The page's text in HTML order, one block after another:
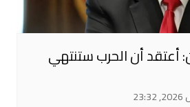
أعتقد أن الحرب ستنتهي